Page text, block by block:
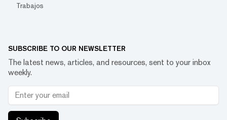
Trabajos
SUBSCRIBE TO OUR NEWSLETTER
The latest news, articles, and resources, sent to your inbox
weekly.